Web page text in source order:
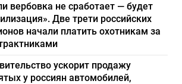
вербовка не сработает — будет
Две трети российских
начали платить охотникам за
ускорит продажу
у россиян автомобилей,